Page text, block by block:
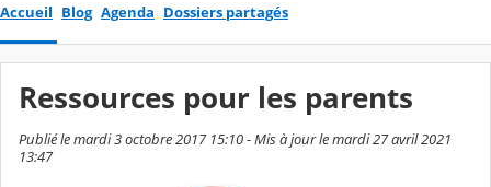
Accueil Blog Agenda Dossiers partagés
Ressources pour les parents
Publié le mardi 3 octobre 2017 15:10 - Mis à jour le mardi 27 avril 2021
13:47